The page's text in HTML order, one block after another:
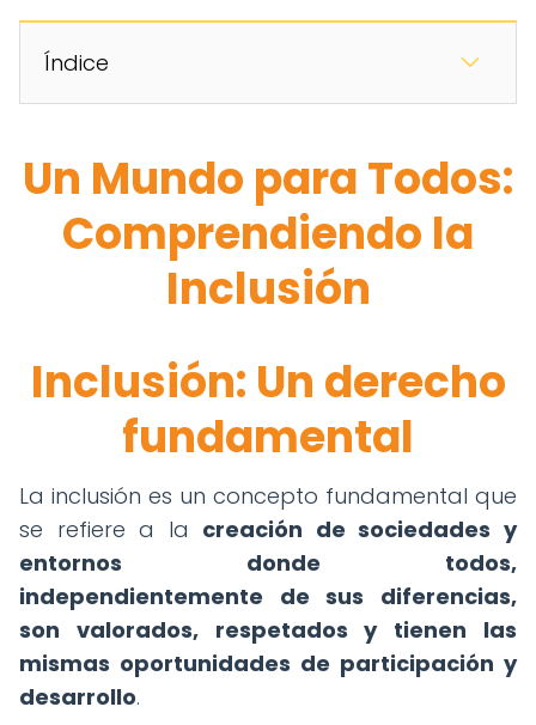
Índice
Un Mundo para Todos:
Comprendiendo la
Inclusión
Inclusión: Un derecho
fundamental
La inclusión es un concepto fundamental que
se refiere a la creación de sociedades y
entornos donde todos,
independientemente de sus diferencias,
son valorados, respetados y tienen las
mismas oportunidades de participación y
desarrollo.